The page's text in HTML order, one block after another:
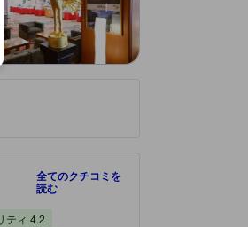
3.7 / 5 すごく良い 37 件のクチコミ
全てのクチコミを
読む
ティ 4.2